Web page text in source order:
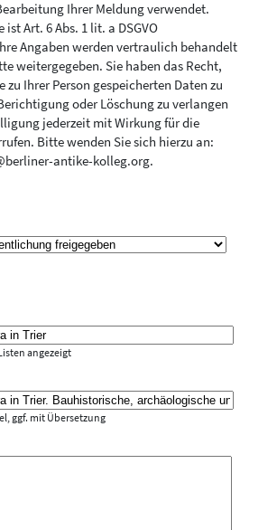
Ihrer Meldung verwendet.
Art. 6 Abs. 1 lit. a DSGVO
Angaben werden vertraulich behandelt
weitergegeben. Sie haben das Recht,
zu Ihrer Person gespeicherten Daten zu
oder Löschung zu verlangen
jederzeit mit Wirkung für die
Bitte wenden Sie sich hierzu an:
antike-kolleg.org.
angezeigt
ggf. mit Übersetzung